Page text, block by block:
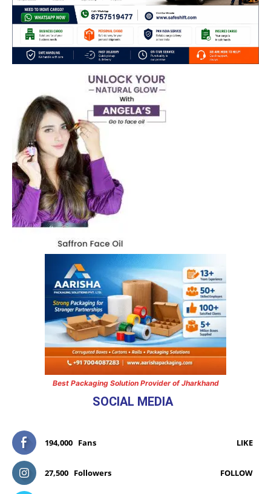
Best Packaging Solution Provider of Jharkhand
SOCIAL MEDIA
194,000 Fans LIKE
27,500 Followers FOLLOW